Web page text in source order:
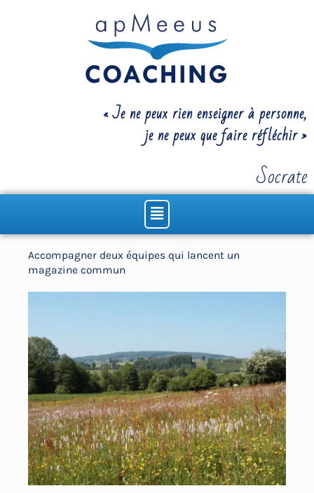
« Je ne peux rien enseigner à personne,
je ne peux que faire réfléchir »
Socrate
Menu
Accompagner deux équipes qui lancent un
magazine commun